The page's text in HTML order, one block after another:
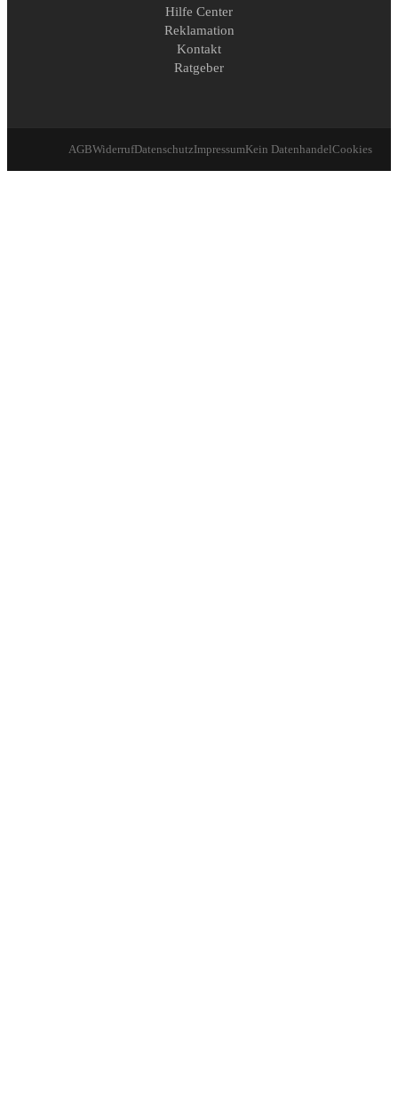
Hilfe Center
Reklamation
Kontakt
Ratgeber
AGBWiderrufDatenschutzImpressumKein DatenhandelCookies